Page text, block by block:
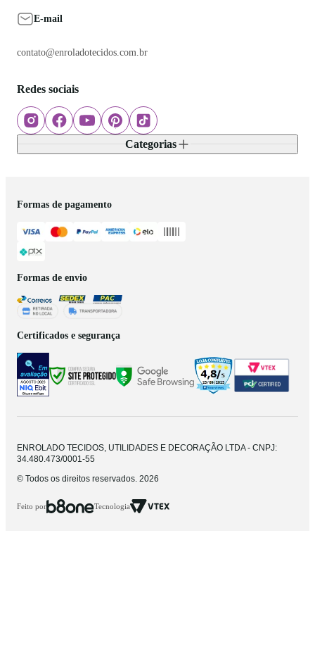
E-mail
contato@enroladotecidos.com.br
Redes sociais
Categorias
Formas de pagamento
Formas de envio
Certificados e segurança
ENROLADO TECIDOS, UTILIDADES E DECORAÇÃO LTDA - CNPJ:
34.480.473/0001-55
© Todos os direitos reservados. 2026
Feito por Tecnologia